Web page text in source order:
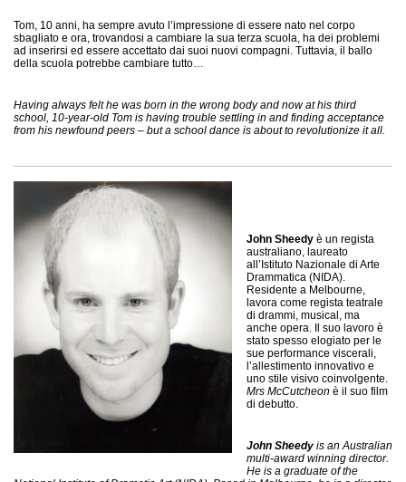
Tom, 10 anni, ha sempre avuto l’impressione di essere nato nel corpo
sbagliato e ora, trovandosi a cambiare la sua terza scuola, ha dei problemi
ad inserirsi ed essere accettato dai suoi nuovi compagni. Tuttavia, il ballo
della scuola potrebbe cambiare tutto…
Having always felt he was born in the wrong body and now at his third
school, 10-year-old Tom is having trouble settling in and finding acceptance
from his newfound peers – but a school dance is about to revolutionize it all.
John Sheedy è un regista
australiano, laureato
all’Istituto Nazionale di Arte
Drammatica (NIDA).
Residente a Melbourne,
lavora come regista teatrale
di drammi, musical, ma
anche opera. Il suo lavoro è
stato spesso elogiato per le
sue performance viscerali,
l’allestimento innovativo e
uno stile visivo coinvolgente.
Mrs McCutcheon è il suo film
di debutto.
John Sheedy is an Australian
multi-award winning director.
He is a graduate of the